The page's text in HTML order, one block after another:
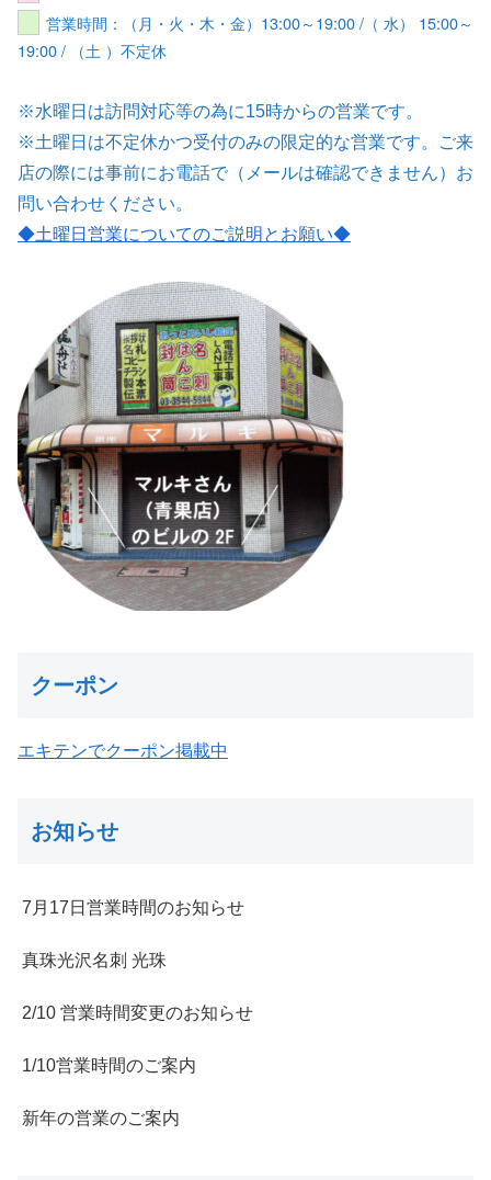
営業時間：（月・火・木・金）13:00～19:00 /（ 水） 15:00～
19:00 / （土 ）不定休
※水曜日は訪問対応等の為に15時からの営業です。
※土曜日は不定休かつ受付のみの限定的な営業です。ご来
店の際には事前にお電話で（メールは確認できません）お
問い合わせください。
◆土曜日営業についてのご説明とお願い◆
クーポン
エキテンでクーポン掲載中
お知らせ
7月17日営業時間のお知らせ
真珠光沢名刺 光珠
2/10 営業時間変更のお知らせ
1/10営業時間のご案内
新年の営業のご案内